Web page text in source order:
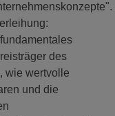
des
wie wertvolle
und die